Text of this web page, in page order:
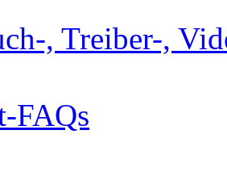
, Treiber-,
FAQs